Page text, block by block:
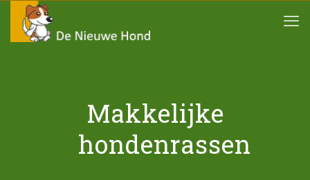
Makkelijke
hondenrassen